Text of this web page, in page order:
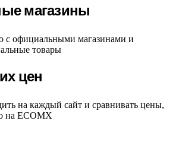
магазины
с официальными магазинами и
товары
цен
на каждый сайт и сравнивать цены,
на ECOMX